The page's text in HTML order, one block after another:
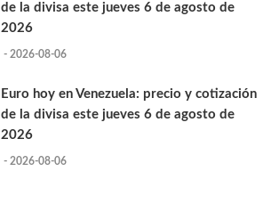
de la divisa este jueves 6 de agosto de
2026
- 2026-08-06
Euro hoy en Venezuela: precio y cotización
de la divisa este jueves 6 de agosto de
2026
- 2026-08-06